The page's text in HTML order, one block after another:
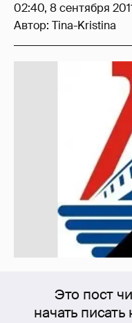
Это пост
начать
02:40, 8 сентября
Автор: Tina-Kristina